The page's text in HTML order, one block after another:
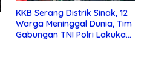
KKB Serang Distrik Sinak, 12
Warga Meninggal Dunia, Tim
Gabungan TNI Polri Lakukan